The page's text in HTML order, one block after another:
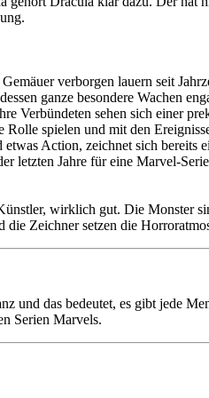
verborgen lauern seit
ganze besondere Wachen
Verbündeten sehen sich einer
spielen und mit den
Action, zeichnet sich
letzten Jahre für eine Marvel-
wirklich gut. Die Monster
die Zeichner setzen die
und das bedeutet, es gibt jede
Serien Marvels.